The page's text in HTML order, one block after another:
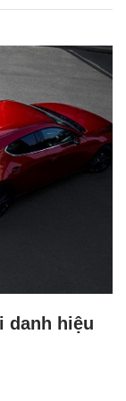
danh hiệu